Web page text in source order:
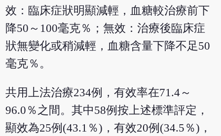
效：臨床症狀明顯減輕，血糖較治療前下
降50～100毫克％；無效：治療後臨床症
狀無變化或稍減輕，血糖含量下降不足50
毫克％。
共用上法治療234例，有效率在71.4～
96.0％之間。其中58例按上述標準評定，
顯效為25例(43.1％)，有效20例(34.5％)，